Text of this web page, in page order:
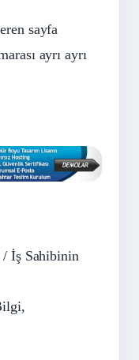
sayfa
ayrı ayrı
/ İş Sahibinin